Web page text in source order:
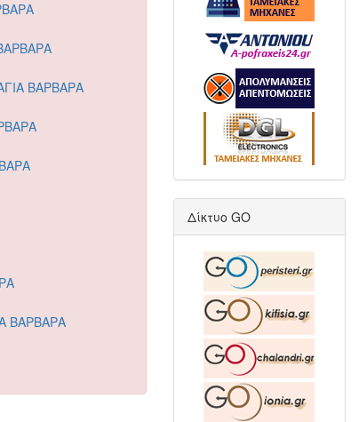
ΒΑΡΒΑΡΑ
ΒΑΡΒΑΡΑ
Δίκτυο GO